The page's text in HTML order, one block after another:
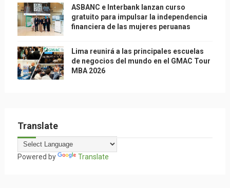
ASBANC e Interbank lanzan curso
gratuito para impulsar la independencia
financiera de las mujeres peruanas
Lima reunirá a las principales escuelas
de negocios del mundo en el GMAC Tour
MBA 2026
Translate
Powered by Translate